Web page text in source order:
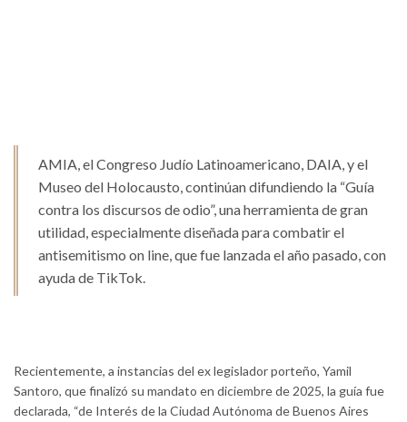
AMIA, el Congreso Judío Latinoamericano, DAIA, y el
Museo del Holocausto, continúan difundiendo la “Guía
contra los discursos de odio”, una herramienta de gran
utilidad, especialmente diseñada para combatir el
antisemitismo on line, que fue lanzada el año pasado, con
ayuda de TikTok.
Recientemente, a instancias del ex legislador porteño, Yamil
Santoro, que finalizó su mandato en diciembre de 2025, la guía fue
declarada, “de Interés de la Ciudad Autónoma de Buenos Aires